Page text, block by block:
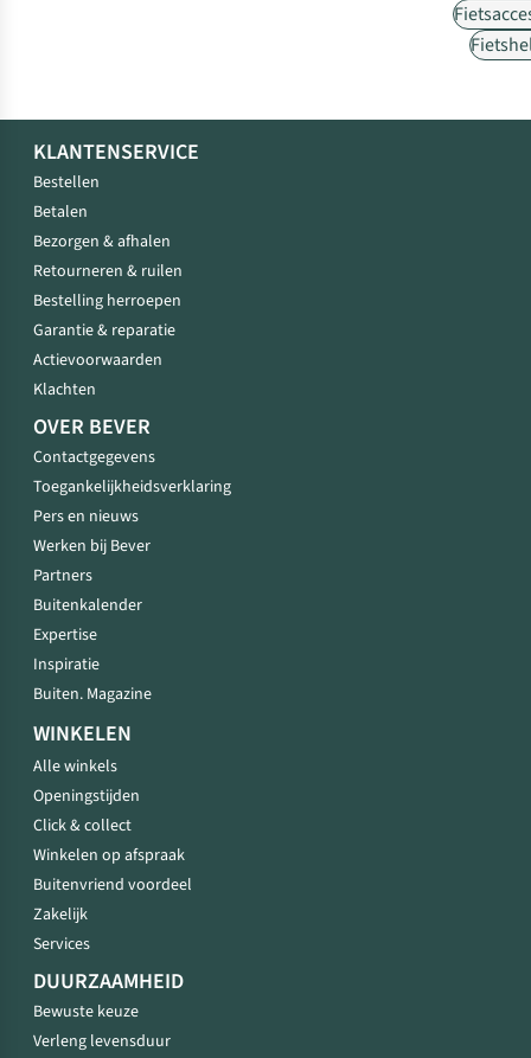
KLANTENSERVICE
Bestellen
Betalen
Bezorgen & afhalen
Retourneren & ruilen
Bestelling herroepen
Garantie & reparatie
Actievoorwaarden
Klachten
OVER BEVER
Contactgegevens
Toegankelijkheidsverklaring
Pers en nieuws
Werken bij Bever
Partners
Buitenkalender
Expertise
Inspiratie
Buiten. Magazine
WINKELEN
Alle winkels
Openingstijden
Click & collect
Winkelen op afspraak
Buitenvriend voordeel
Zakelijk
Services
DUURZAAMHEID
Bewuste keuze
Verleng levensduur